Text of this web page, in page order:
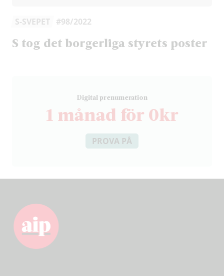
S-SVEPET #98/2022
S tog det borgerliga styrets poster
Digital prenumeration
1 månad för 0kr
PROVA PÅ